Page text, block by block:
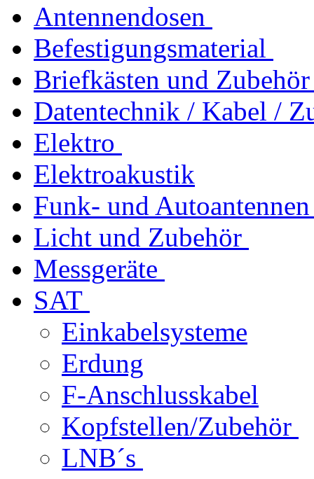
Antennendosen
Befestigungsmaterial
Briefkästen und Zubehör
Datentechnik / Kabel /
Elektro
Elektroakustik
Funk- und Autoantennen
Licht und Zubehör
Messgeräte
SAT
Einkabelsysteme
Erdung
F-Anschlusskabel
Kopfstellen/Zubehör
LNB´s